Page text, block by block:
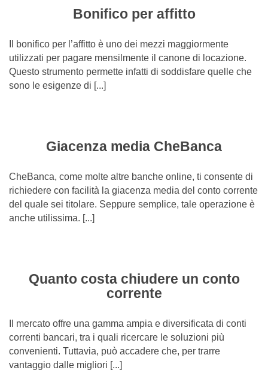
Bonifico per affitto
Il bonifico per l’affitto è uno dei mezzi maggiormente
utilizzati per pagare mensilmente il canone di locazione.
Questo strumento permette infatti di soddisfare quelle che
sono le esigenze di [...]
Giacenza media CheBanca
CheBanca, come molte altre banche online, ti consente di
richiedere con facilità la giacenza media del conto corrente
del quale sei titolare. Seppure semplice, tale operazione è
anche utilissima. [...]
Quanto costa chiudere un conto
corrente
Il mercato offre una gamma ampia e diversificata di conti
correnti bancari, tra i quali ricercare le soluzioni più
convenienti. Tuttavia, può accadere che, per trarre
vantaggio dalle migliori [...]